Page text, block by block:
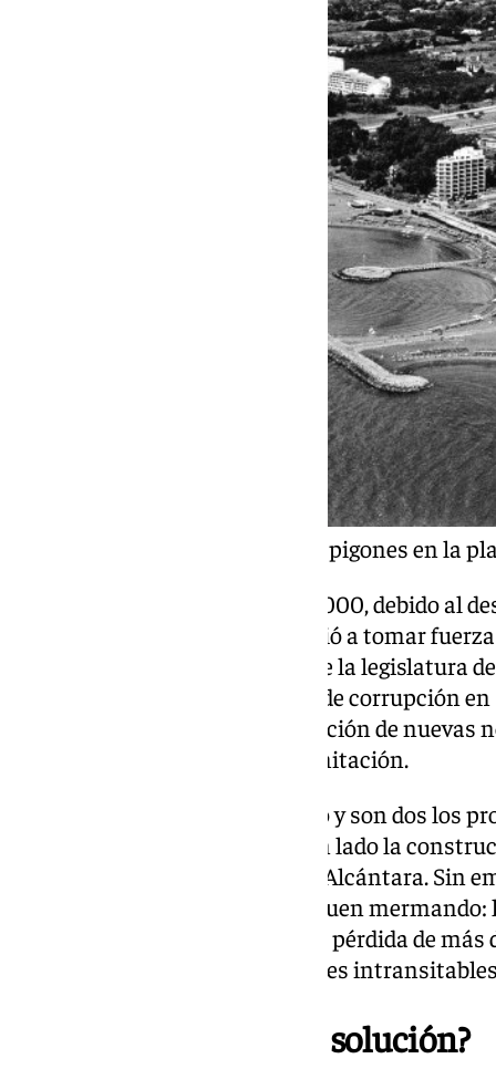
Fotografía antigua de los espigones en la
Más tarde, en la década de los 2000, debido al
construcción de espigones volvió a tomar
impulsándose de nuevo durante la legislatura
cambios de gobierno, los casos de corrupción
movimiento ecologista, la aparición de
impidieron el avance de su tramitación.
Ahora la situación ha cambiado y son dos los
antesala de su licitación: por un lado la
y, por el otro, para San Pedro de Alcántara. Sin
licita, las playas de Marbella siguen
mes de marzo han causado una pérdida de más
Consistorio, además de escalones
¿Son los espigones la solución?